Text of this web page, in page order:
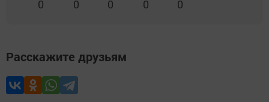
0 0 0 0 0
Расскажите друзьям